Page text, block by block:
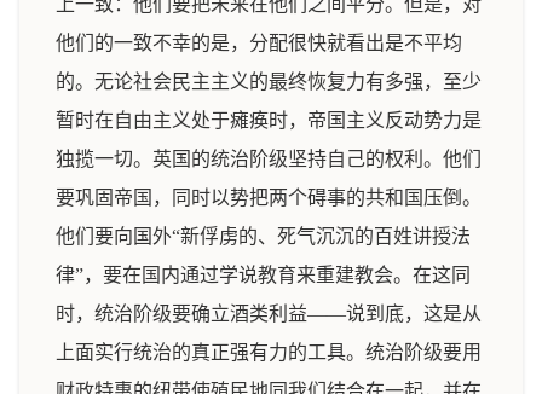
上一致：他们要把未来在他们之间平分。但是，对
他们的一致不幸的是，分配很快就看出是不平均
的。无论社会民主主义的最终恢复力有多强，至少
暂时在自由主义处于瘫痪时，帝国主义反动势力是
独揽一切。英国的统治阶级坚持自己的权利。他们
要巩固帝国，同时以势把两个碍事的共和国压倒。
他们要向国外“新俘虏的、死气沉沉的百姓讲授法
律”，要在国内通过学说教育来重建教会。在这同
时，统治阶级要确立酒类利益——说到底，这是从
上面实行统治的真正强有力的工具。统治阶级要用